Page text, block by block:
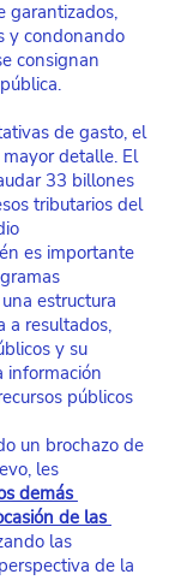
garantizados,
y condonando
consignan
de gasto, el
detalle. El
33 billones
tributarios del
es importante
estructura
a resultados,
y su
información
públicos
un brochazo de
les
demás
de las
las
de la